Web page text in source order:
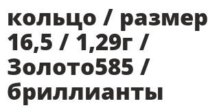
кольцо / размер
16,5 / 1,29г /
Золото585 /
бриллианты